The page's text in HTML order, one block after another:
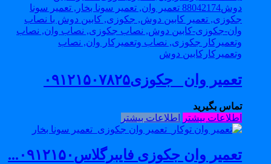
تعمیر وان _جکوزی۰۹۱۲۱۵۰۷۸۲۵
تماس بگیرید
اطلاعات بیشتر اطلاعات بیشتر
تعمیر وان جکوزی فایبرگلاس۰۹۱۲۱۵۰...